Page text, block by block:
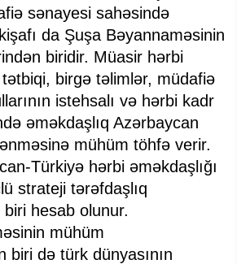
sənayesi sahəsində
da Şuşa Bəyannaməsinin
biridir. Müasir hərbi
birgə təlimlər, müdafiə
istehsalı və hərbi kadr
əməkdaşlıq Azərbaycan
mühüm töhfə verir.
Türkiyə hərbi əməkdaşlığı
strateji tərəfdaşlıq
hesab olunur.
mühüm
biri də türk dünyasının